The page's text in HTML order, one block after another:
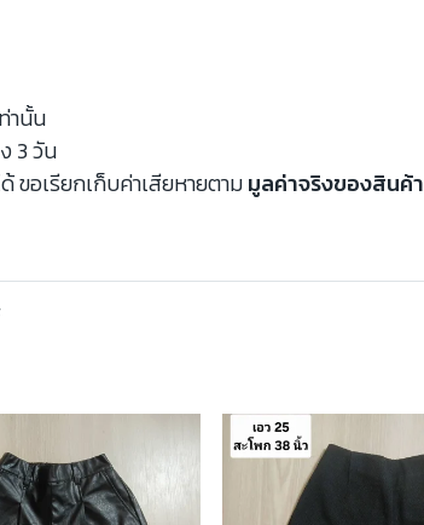
านั้น
3 วัน
อเรียกเก็บค่าเสียหายตามมูลค่าจริงของสินค้า